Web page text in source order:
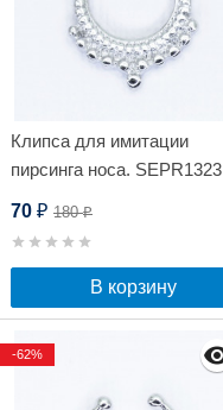
Клипса для имитации
пирсинга носа. SEPR1323
70 ₽ 180₽
В корзину
-62%